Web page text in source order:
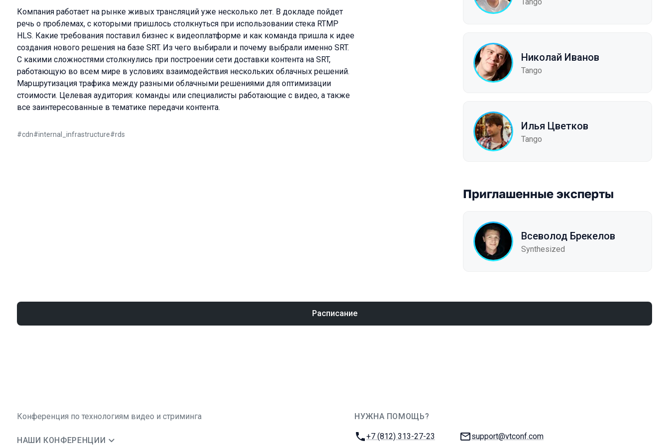
Компания работает на рынке живых трансляций уже несколько лет. В докладе пойдет
речь о проблемах, с которыми пришлось столкнуться при использовании стека RTMP
HLS. Какие требования поставил бизнес к видеоплатформе и как команда пришла к идее
создания нового решения на базе SRT. Из чего выбирали и почему выбрали именно SRT.
C какими сложностями столкнулись при построении сети доставки контента на SRT,
работающую во всем мире в условиях взаимодействия нескольких облачных решений.
Маршрутизация трафика между разными облачными решениями для оптимизации
стоимости. Целевая аудитория: команды или специалисты работающие с видео, а также
все заинтересованные в тематике передачи контента.
#cdn#internal_infrastructure#rds
Николай Иванов
Tango
Илья Цветков
Tango
Приглашенные эксперты
Всеволод Брекелов
Synthesized
Расписание
Конференция по технологиям видео и стриминга
НАШИ КОНФЕРЕНЦИИ
НУЖНА ПОМОЩЬ?
Телефон:
+7 (812) 313-27-23 E-mail:
support@vtconf.com